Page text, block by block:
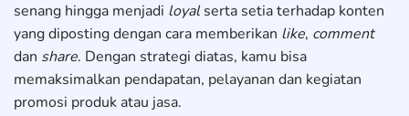
senang hingga menjadi loyalserta setia terhadap konten
yang diposting dengan cara memberikan like, comment
dan share. Dengan strategi diatas, kamu bisa
memaksimalkan pendapatan, pelayanan dan kegiatan
promosi produk atau jasa.